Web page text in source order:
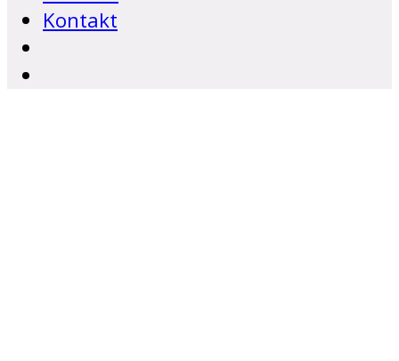
Kontakt